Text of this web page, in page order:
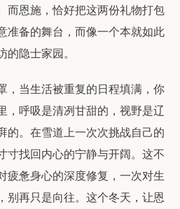
而恩施，恰好把这两份礼物打包
准备的舞台，而像一个本就如此
隐士家园。
，当生活被重复的日程填满，你
，呼吸是清冽甘甜的，视野是辽
的。在雪道上一次次挑战自己的
寸找回内心的宁静与开阔。这不
疲惫身心的深度修复，一次对生
别再只是向往。这个冬天，让恩